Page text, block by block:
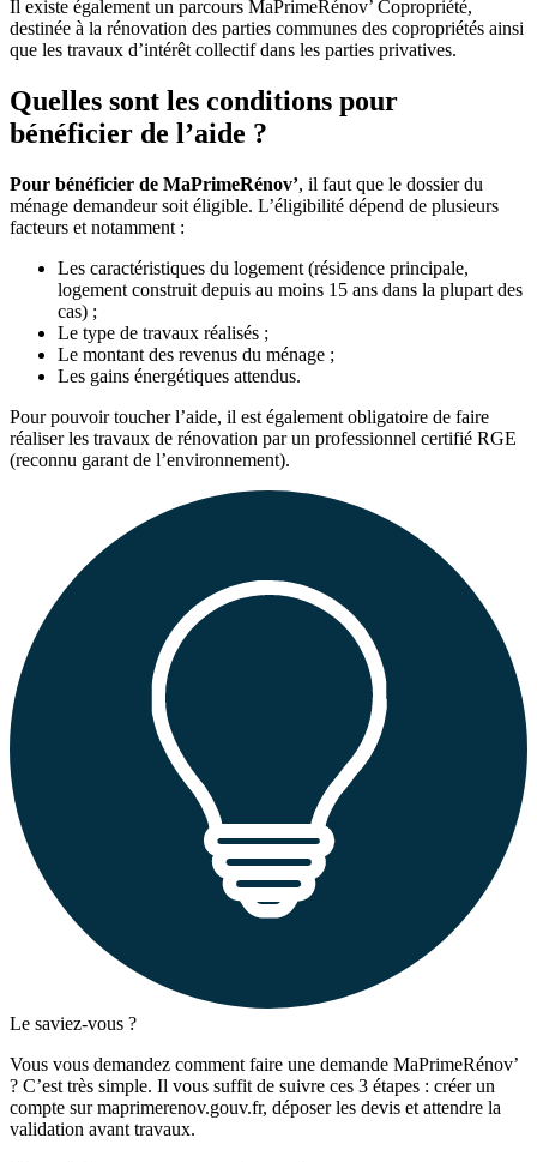
Il existe également un parcours MaPrimeRénov’ Copropriété,
destinée à la rénovation des parties communes des copropriétés ainsi
que les travaux d’intérêt collectif dans les parties privatives.
Quelles sont les conditions pour
bénéficier de l’aide ?
Pour bénéficier de MaPrimeRénov’, il faut que le dossier du
ménage demandeur soit éligible. L’éligibilité dépend de plusieurs
facteurs et notamment :
Les caractéristiques du logement (résidence principale,
logement construit depuis au moins 15 ans dans la plupart des
cas) ;
Le type de travaux réalisés ;
Le montant des revenus du ménage ;
Les gains énergétiques attendus.
Pour pouvoir toucher l’aide, il est également obligatoire de faire
réaliser les travaux de rénovation par un professionnel certifié RGE
(reconnu garant de l’environnement).
Le saviez-vous ?
Vous vous demandez comment faire une demande MaPrimeRénov’
? C’est très simple. Il vous suffit de suivre ces 3 étapes : créer un
compte sur maprimerenov.gouv.fr, déposer les devis et attendre la
validation avant travaux.